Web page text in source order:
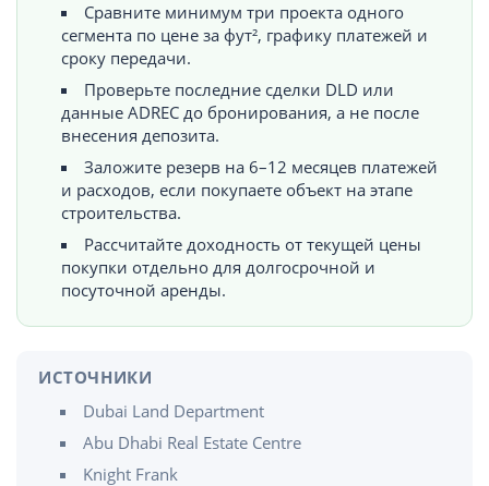
Сравните минимум три проекта одного
сегмента по цене за фут², графику платежей и
сроку передачи.
Проверьте последние сделки DLD или
данные ADREC до бронирования, а не после
внесения депозита.
Заложите резерв на 6–12 месяцев платежей
и расходов, если покупаете объект на этапе
строительства.
Рассчитайте доходность от текущей цены
покупки отдельно для долгосрочной и
посуточной аренды.
ИСТОЧНИКИ
Dubai Land Department
Abu Dhabi Real Estate Centre
Knight Frank